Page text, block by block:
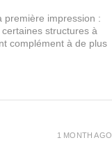
première impression :
structures à
complément à de plus
1 MONTH AGO